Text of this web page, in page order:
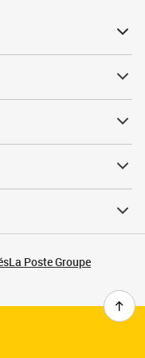
La Poste Groupe